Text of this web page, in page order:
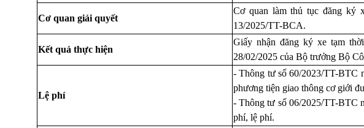
Cơ quan giải quyết
Cơ quan làm thủ tục đăng ký
13/2025/TT-BCA.
Kết quả thực hiện
Giấy nhận đăng ký xe tạm
28/02/2025 của Bộ trưởng Bộ
Lệ phí
-Thông tư số 60/2023/TT-BTC
phương tiện giao thông cơ giới
-Thông tư số 06/2025/TT-BTC
phí, lệ phí.